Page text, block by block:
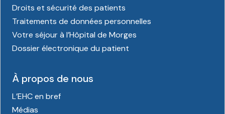
Droits et sécurité des patients
Traitements de données personnelles
Votre séjour à l’Hôpital de Morges
Dossier électronique du patient
À propos de nous
L’EHC en bref
Médias